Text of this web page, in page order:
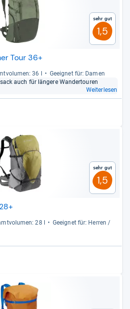
Sehr gut
1,5
Tour 36+
36 l
Geeig­net für: Damen
auch für län­gere Wan­der­tou­ren
Weiterlesen
Sehr gut
1,5
28 l
Geeig­net für: Her­ren /